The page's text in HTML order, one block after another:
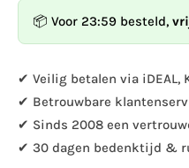
Garden
-
met
bad,
zwart
-
met
zwart
📦 Voor 23:59 besteld,
✔ Veilig betalen via iDEAL,
✔ Betrouwbare
✔ Sinds 2008 een
✔ 30 dagen bedenktijd &